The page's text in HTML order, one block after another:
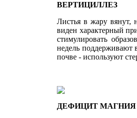
ВЕРТИЦИЛЛЕЗ
Листья в жару вянут,
виден характерный
стимулировать
недель поддержи­вают
почве - исполь­зуют
ДЕФИЦИТ МАГНИЯ